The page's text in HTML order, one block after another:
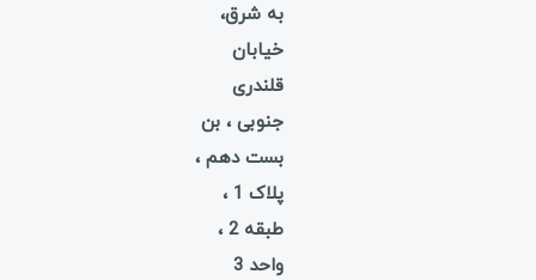
به شرق،
خیابان
قلندری
جنوبی ، بن
بست دهم ،
پلاک 1 ،
طبقه 2 ،
واحد 3